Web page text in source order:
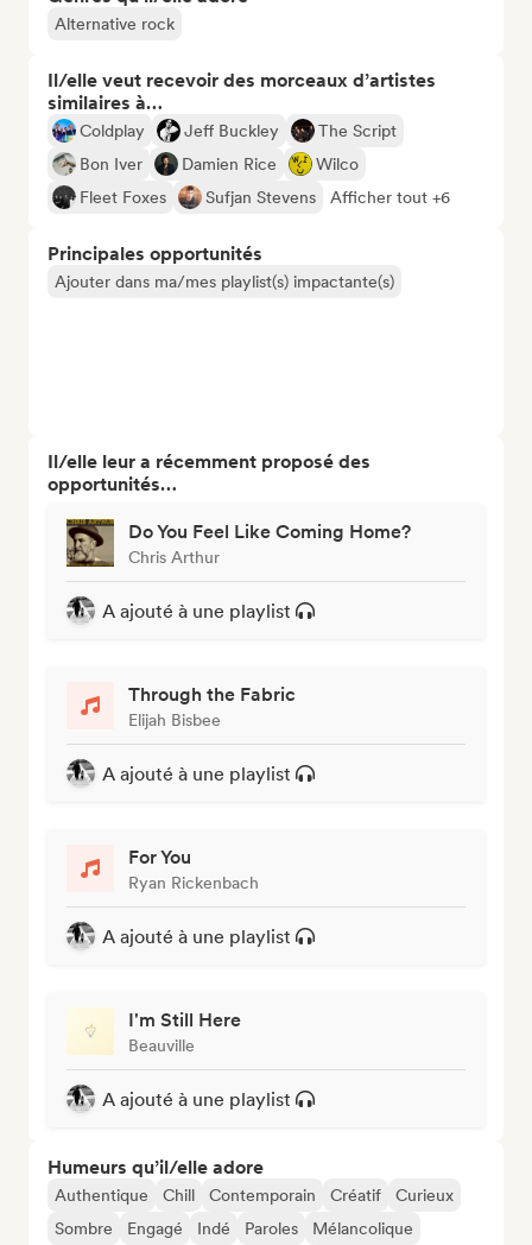
Alternative rock
Il/elle veut recevoir des morceaux d’artistes
similaires à…
Coldplay Jeff Buckley
The Script
Bon Iver
Damien Rice
Wilco
Fleet Foxes
Sufjan Stevens Afficher tout +6
Principales opportunités
Ajouter dans ma/mes playlist(s) impactante(s)
Il/elle leur a récemment proposé des
opportunités…
Do You Feel Like Coming Home?
Chris Arthur
A ajouté à une playlist
Through the Fabric
Elijah Bisbee
A ajouté à une playlist
For You
Ryan Rickenbach
A ajouté à une playlist
I'm Still Here
Beauville
A ajouté à une playlist
Humeurs qu’il/elle adore
Authentique Chill Contemporain Créatif
Curieux
Sombre
Engagé Indé Paroles
Mélancolique